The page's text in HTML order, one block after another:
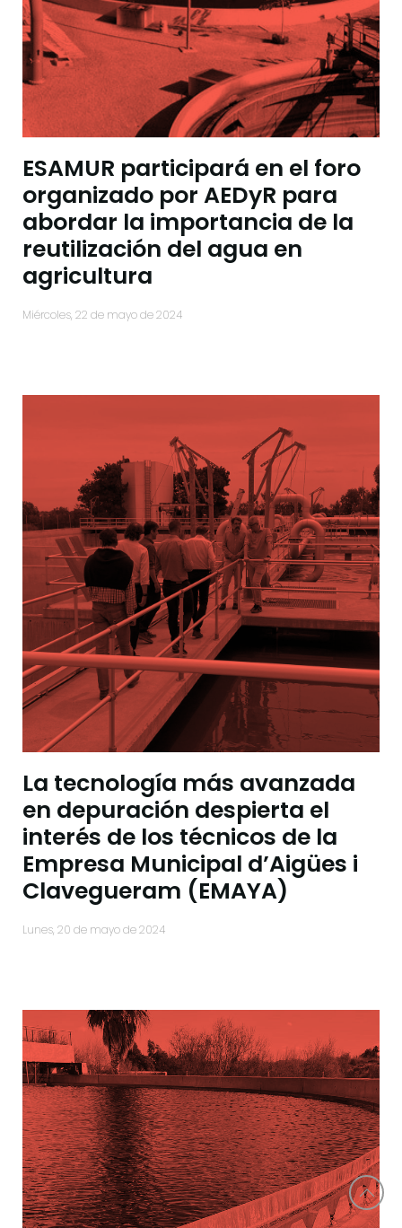
ESAMUR participará en el foro
organizado por AEDyR para
abordar la importancia de la
reutilización del agua en
agricultura
miércoles, 22 de mayo de 2024
La tecnología más avanzada
en depuración despierta el
interés de los técnicos de la
Empresa Municipal d’Aigües i
Clavegueram (EMAYA)
lunes, 20 de mayo de 2024